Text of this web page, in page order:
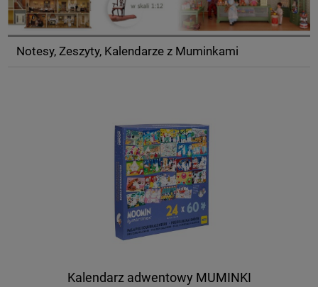
Notesy, Zeszyty, Kalendarze z Muminkami
Kalendarz adwentowy MUMINKI